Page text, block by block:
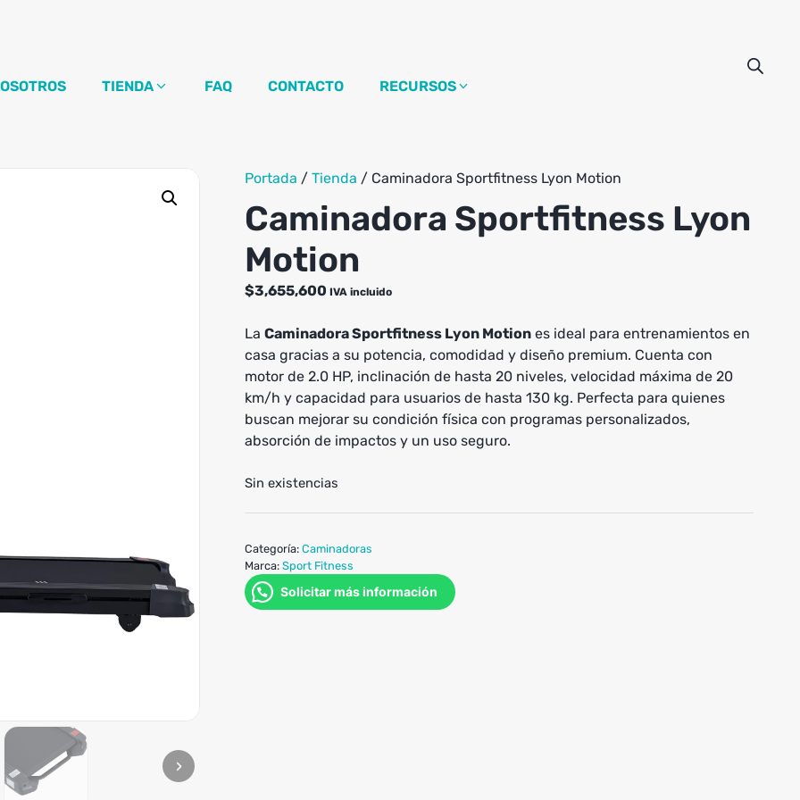
TIENDA FAQ CONTACTO RECURSOS
›
Portada / Tienda / Caminadora Sportfitness Lyon Motion
Caminadora Sportfitness Lyon
Motion
$3,655,600 IVA incluido
La Caminadora Sportfitness Lyon Motiones ideal para entrenamientos en
casa gracias a su potencia, comodidad y diseño premium. Cuenta con
motor de 2.0 HP, inclinación de hasta 20 niveles, velocidad máxima de 20
km/h y capacidad para usuarios de hasta 130 kg. Perfecta para quienes
buscan mejorar su condición física con programas personalizados,
absorción de impactos y un uso seguro.
Sin existencias
Categoría: Caminadoras
Marca: Sport Fitness
Solicitar más información